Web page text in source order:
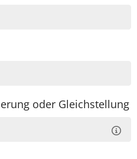
oder Gleichstellung